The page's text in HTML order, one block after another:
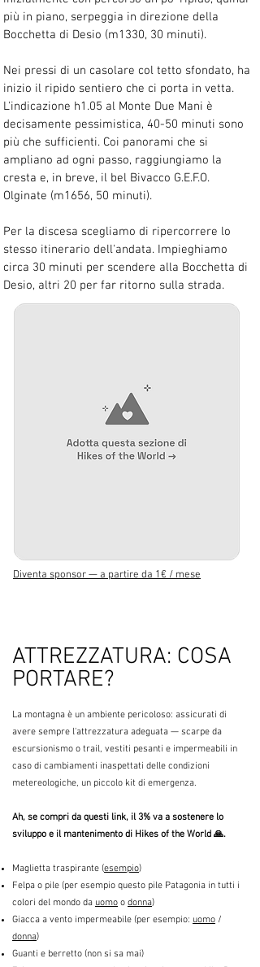
più in piano, serpeggia in direzione della
Bocchetta di Desio (m1330, 30 minuti).
Nei pressi di un casolare col tetto sfondato, ha
inizio il ripido sentiero che ci porta in vetta.
L'indicazione h1.05 al Monte Due Mani è
decisamente pessimistica, 40-50 minuti sono
più che sufficienti. Coi panorami che si
ampliano ad ogni passo, raggiungiamo la
cresta e, in breve, il bel Bivacco G.E.F.O.
Olginate (m1656, 50 minuti).
Per la discesa scegliamo di ripercorrere lo
stesso itinerario dell'andata. Impieghiamo
circa 30 minuti per scendere alla Bocchetta di
Desio, altri 20 per far ritorno sulla strada.
Diventa sponsor — a partire da 1€ / mese
ATTREZZATURA: COSA
PORTARE?
La montagna è un ambiente pericoloso: assicurati di
avere sempre l'attrezzatura adeguata — scarpe da
escursionismo o trail, vestiti pesanti e impermeabili in
caso di cambiamenti inaspettati delle condizioni
metereologiche, un piccolo kit di emergenza.
Ah, se compri da questi link, il 3% va a sostenere lo
sviluppo e il mantenimento di Hikes of the World 🙏.
Maglietta traspirante (esempio)
Felpa o pile (per esempio questo pile Patagonia in tutti i
colori del mondo da uomo o donna)
Giacca a vento impermeabile (per esempio: uomo /
donna)
Guanti e berretto (non si sa mai)